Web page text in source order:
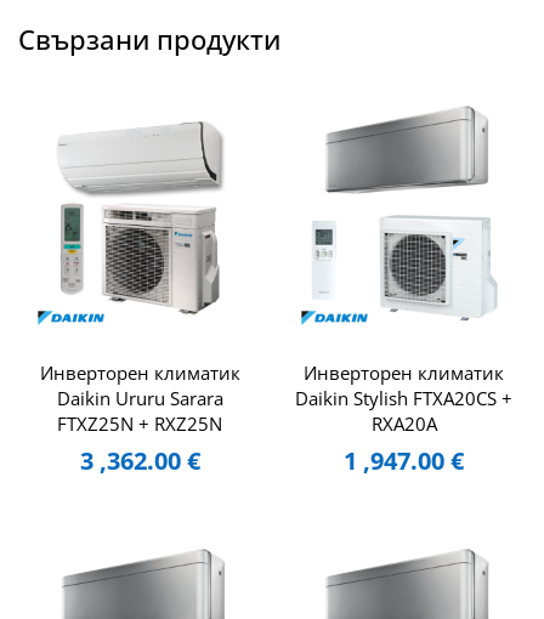
Свързани продукти
Инверторен климатик
Daikin Ururu Sarara
FTXZ25N + RXZ25N
3 ,362.00€
Инверторен климатик
Daikin Stylish FTXA20CS +
RXA20A
1 ,947.00€